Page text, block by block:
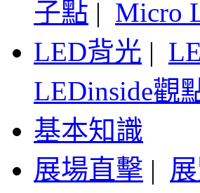
子點 | Micro
LED背光 |
LEDinside觀
基本知識
展場直擊 |